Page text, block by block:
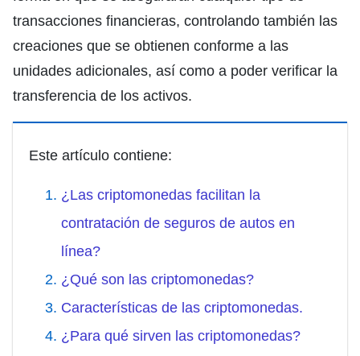
transacciones financieras, controlando también las
creaciones que se obtienen conforme a las
unidades adicionales, así como a poder verificar la
transferencia de los activos.
Este artículo contiene:
¿Las criptomonedas facilitan la
contratación de seguros de autos en
línea?
¿Qué son las criptomonedas?
Características de las criptomonedas.
¿Para qué sirven las criptomonedas?